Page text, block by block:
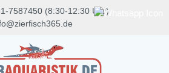
7587450 (8:30-12:30 Uhr)